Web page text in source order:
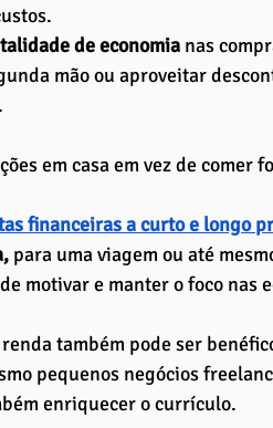
de economia nas
mão ou aproveitar
em casa em vez de comer
financeiras a curto e longo
para uma viagem ou até
motivar e manter o foco nas
também pode ser
pequenos negócios
enriquecer o currículo.